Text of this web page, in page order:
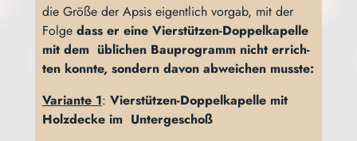
die Grö­ße der Apsis eigent­lich vor­gab, mit der
Fol­ge dass er eine Vier­stüt­zen-Dop­pel­ka­pel­le
mit dem übli­chen Bau­pro­gramm nicht errich­
ten konn­te, son­dern davon abwei­chen musste:
Vari­an­te 1: Vier­stüt­zen-Dop­pel­ka­pel­le mit
Holz­de­cke im Untergeschoß